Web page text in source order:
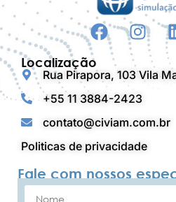
Localização
Rua Pirapora, 103 Vila
+55 11 3884-2423
contato@civiam.com.br
Politicas de privacidade
Fale com nossos